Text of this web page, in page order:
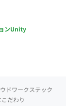
ンUnity
ドワークステック
だわり